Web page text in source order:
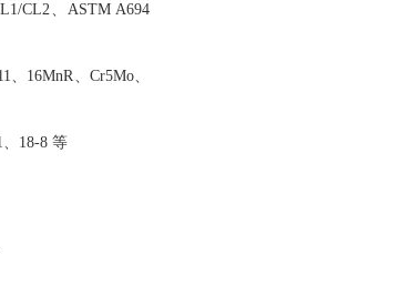
CL2、ASTM A694
16MnR、Cr5Mo、
、18-8 等